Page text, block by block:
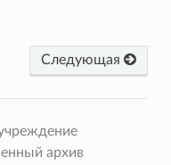
Следующая
архив